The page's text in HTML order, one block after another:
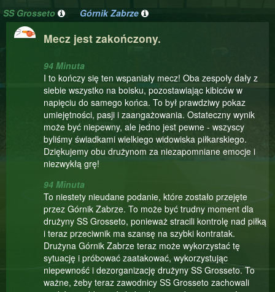
SS Grosseto Górnik Zabrze
Mecz jest zakończony.
94 Minuta
I to kończy się ten wspaniały mecz! Oba zespoły dały z
siebie wszystko na boisku, pozostawiając kibiców w
napięciu do samego końca. To był prawdziwy pokaz
umiejętności, pasji i zaangażowania. Ostateczny wynik
może być niepewny, ale jedno jest pewne - wszyscy
byliśmy świadkami wielkiego widowiska piłkarskiego.
Dziękujemy obu drużynom za niezapomniane emocje i
niezwykłą grę!
94 Minuta
To niestety nieudane podanie, które zostało przejęte
przez Górnik Zabrze. To może być trudny moment dla
drużyny SS Grosseto, ponieważ stracili kontrolę nad piłką
i teraz przeciwnik ma szansę na szybki kontratak.
Drużyna Górnik Zabrze teraz może wykorzystać tę
sytuację i próbować zaatakować, wykorzystując
niepewność i dezorganizację drużyny SS Grosseto. To
ważne, żeby teraz zawodnicy SS Grosseto zachowali